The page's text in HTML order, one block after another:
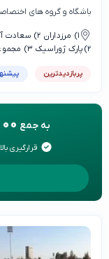
باشگاه و گروه های
۲)پارک ژوراسیک ۳) مجموعه ورزشی فرودگاه های کشور
پربازدیدترین
به جمع
قرارگیری